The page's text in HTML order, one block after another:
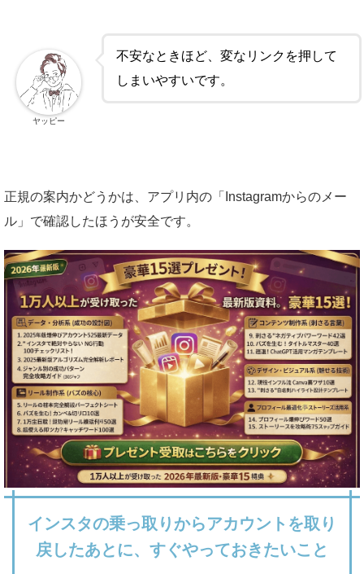
不安なときほど、変なリンクを押して
しまいやすいです。
ヤッピー
正規の案内かどうかは、アプリ内の「Instagramからのメー
ル」で確認したほうが安全です。
インスタの乗っ取りからアカウントを取り
戻したあとに、すぐやっておきたいこと